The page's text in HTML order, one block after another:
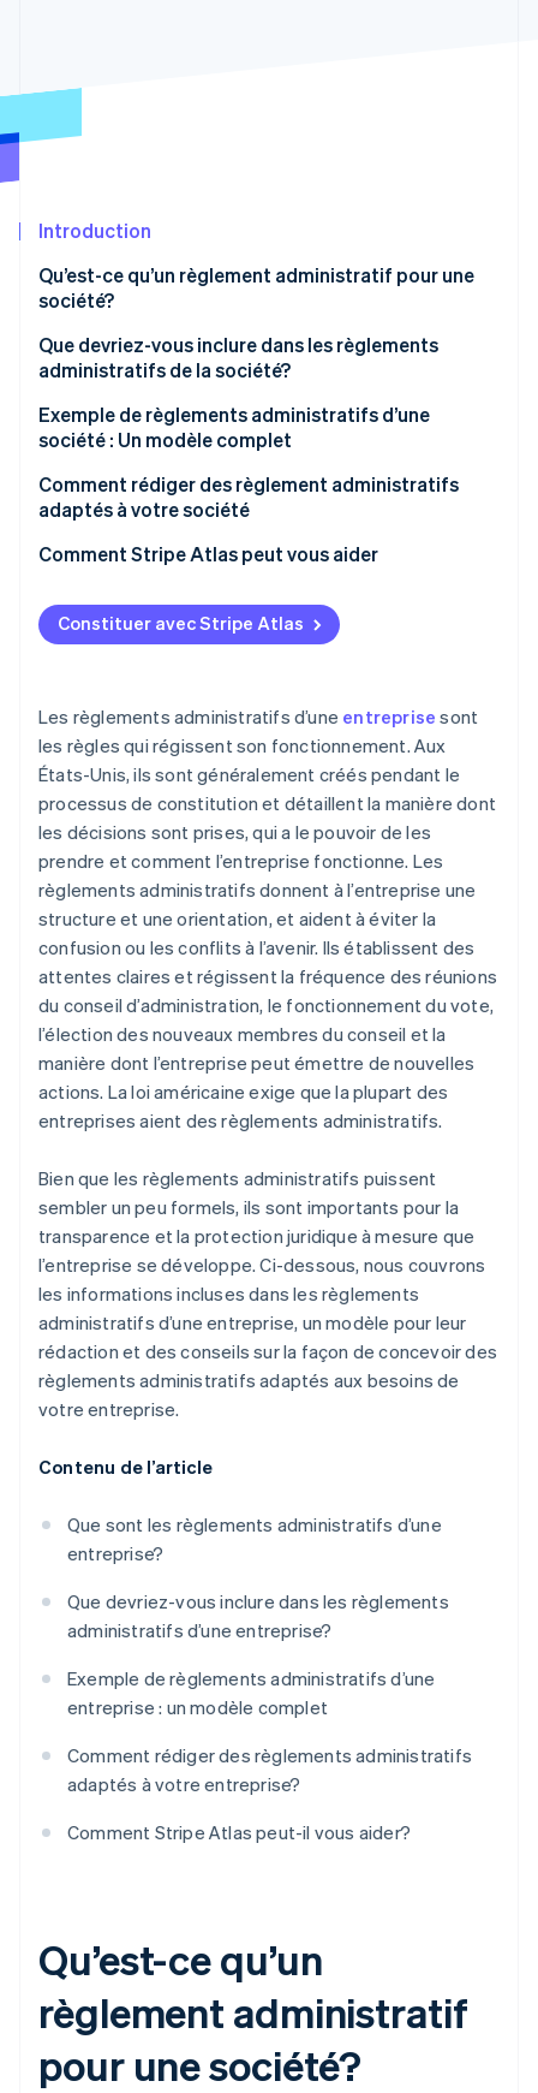
Identity
Stripe Sessions 2026
l’IA.
Regarder
Introduction
Qu’est-ce qu’un règlement administratif pour une
société?
Que devriez-vous inclure dans les règlements
administratifs de la société?
Exemple de règlements administratifs d’une
société : Un modèle complet
Comment rédiger des règlement administratifs
adaptés à votre société
Comment Stripe Atlas peut vous aider
Faire une demande auprès d’Atlas
Accepter des paiements et effectuer des
Achat d’actions dématérialisé par les fondateurs
Déclaration fiscale automatique au titre de
l’article 83(b)
Documents juridiques d’entreprise de classe
mondiale
Une année gratuite d’utilisation de Stripe Payments,
plus 50 000 dollars de crédits et de remises chez
nos partenaires
Constituer avec Stripe Atlas
Les règlements administratifs d’une entreprise sont
les règles qui régissent son fonctionnement. Aux
États-Unis, ils sont généralement créés pendant le
processus de constitution et détaillent la manière dont
les décisions sont prises, qui a le pouvoir de les
prendre et comment l’entreprise fonctionne. Les
règlements administratifs donnent à l’entreprise une
structure et une orientation, et aident à éviter la
confusion ou les conflits à l’avenir. Ils établissent des
attentes claires et régissent la fréquence des réunions
du conseil d’administration, le fonctionnement du vote,
l’élection des nouveaux membres du conseil et la
manière dont l’entreprise peut émettre de nouvelles
actions. La loi américaine exige que la plupart des
entreprises aient des règlements administratifs.
Bien que les règlements administratifs puissent
sembler un peu formels, ils sont importants pour la
transparence et la protection juridique à mesure que
l’entreprise se développe. Ci-dessous, nous couvrons
les informations incluses dans les règlements
administratifs d’une entreprise, un modèle pour leur
rédaction et des conseils sur la façon de concevoir des
règlements administratifs adaptés aux besoins de
votre entreprise.
Contenu de l’article
Que sont les règlements administratifs d’une
entreprise?
Que devriez-vous inclure dans les règlements
administratifs d’une entreprise?
Exemple de règlements administratifs d’une
entreprise : un modèle complet
Comment rédiger des règlements administratifs
adaptés à votre entreprise?
Comment Stripe Atlas peut-il vous aider?
Qu’est-ce qu’un
règlement administratif
pour une société?